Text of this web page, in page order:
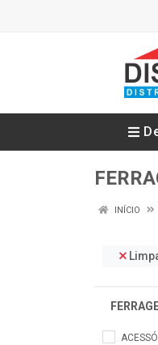
INÍCIO